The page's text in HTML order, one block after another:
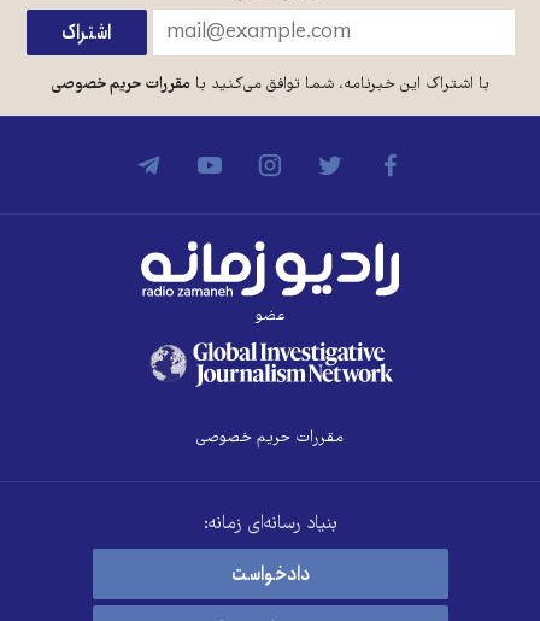
با اشتراک این خبرنامه، شما توافق می‌کنید بامقررات حریم خصوصی
عضو
مقررات حریم خصوصی
بنیاد رسانه‌ای زمانه:
دادخواست